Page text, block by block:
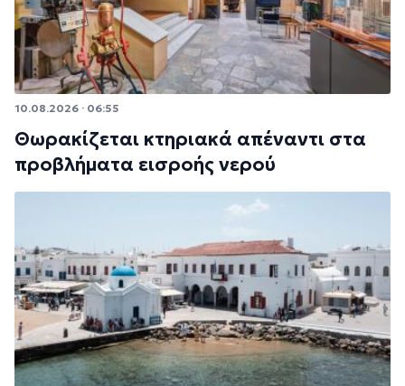
10.08.2026 · 06:55
Θωρακίζεται κτηριακά απέναντι στα
προβλήματα εισροής νερού